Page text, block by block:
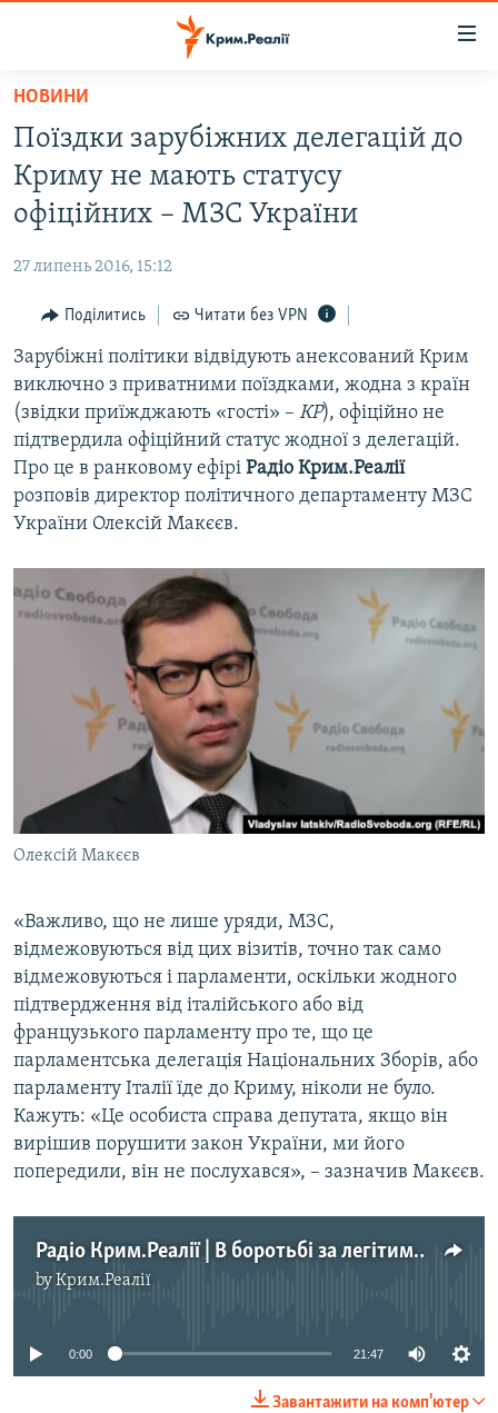
Перейти
основного
матеріалу
Перейти
до
основної
Перейти
пошуку
ВОДА.КРИМ
ВІДЕО ТА ФОТО
БЛОГИ
ПОГЛЯД
ІНТЕРВ'Ю
СПЕЦПРОЕКТИ
ДЕПОРТАЦІЯ
ВІДЕОУРОКИ «ELIFBE»
УКРАЇНСЬКА ПРОБЛЕМА КРИМУ
ІНФОГРАФІКА
ЯК ОБІЙТИ БЛОКУВАННЯ
Русский
Усі сайти RFE/RL
НОВИНИ
Поїздки зарубіжних делегацій до
Криму не мають статусу
офіційних – МЗС України
27 липень 2016, 15:12
Поділитись Читати без VPN
Зарубіжні політики відвідують анексований Крим
виключно з приватними поїздками, жодна з країн
(звідки приїжджають «гості» – КР), офіційно не
підтвердила офіційний статус жодної з делегацій.
Про це в ранковому ефірі Радіо Крим.Реалії
розповів директор політичного департаменту МЗС
України Олексій Макєєв.
Олексій Макєєв
«Важливо, що не лише уряди, МЗС,
відмежовуються від цих візитів, точно так само
відмежовуються і парламенти, оскільки жодного
підтвердження від італійського або від
французького парламенту про те, що це
парламентська делегація Національних Зборів, або
парламенту Італії їде до Криму, ніколи не було.
Кажуть: «Це особиста справа депутата, якщо він
вирішив порушити закон України, ми його
попередили, він не послухався», – зазначив Макєєв.
Радіо Крим.Реалії | В боротьбі за легітимність. Чи допоможе приїзд французьких депутатів виправдати анексію Криму
byКрим.Реалії
0:00 21:47
Завантажити на комп'ютер